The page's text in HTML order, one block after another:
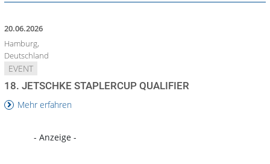
20.06.2026
Hamburg,
Deutschland
EVENT
18. JETSCHKE STAPLERCUP QUALIFIER
Mehr erfahren
- Anzeige -